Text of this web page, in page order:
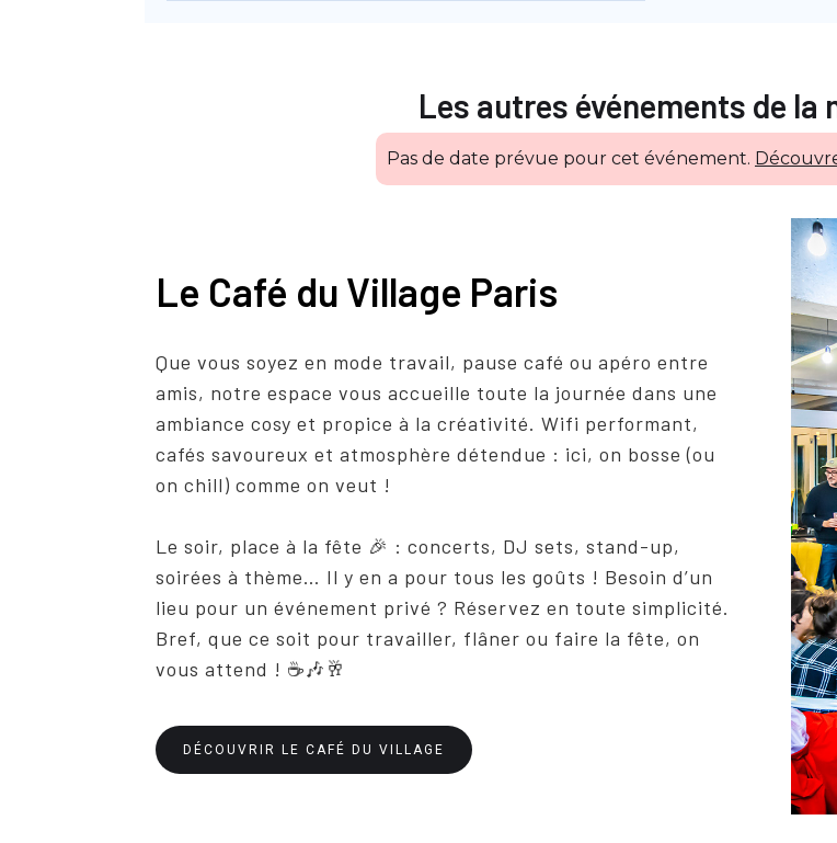
Les autres événements de la
Pas de date prévue pour cet événement.
Le Café du Village Paris
Que vous soyez en mode travail, pause café ou apéro entre
amis, notre espace vous accueille toute la journée dans une
ambiance cosy et propice à la créativité. Wifi performant,
cafés savoureux et atmosphère détendue : ici, on bosse (ou
on chill) comme on veut !
Le soir, place à la fête 🎉 : concerts, DJ sets, stand-up,
soirées à thème… Il y en a pour tous les goûts ! Besoin d’un
lieu pour un événement privé ? Réservez en toute simplicité.
Bref, que ce soit pour travailler, flâner ou faire la fête, on
vous attend ! ☕🎶🥂
DÉCOUVRIR LE CAFÉ DU VILLAGE